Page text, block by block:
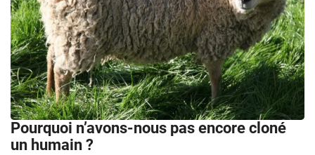
Pourquoi n’avons-nous pas encore cloné
un humain ?